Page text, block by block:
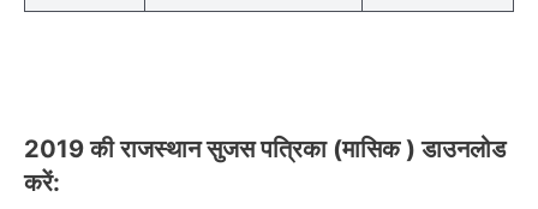
2019 की राजस्थान सुजस पत्रिका (मासिक ) डाउनलोड
करें: